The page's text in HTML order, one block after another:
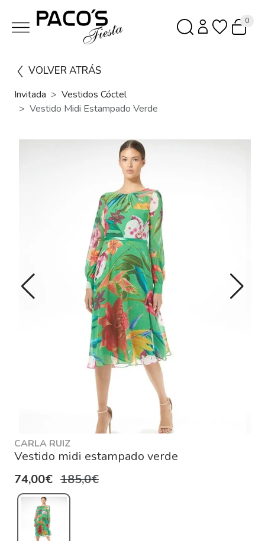
0
VOLVER ATRÁS
Invitada
Vestidos Cóctel
Vestido Midi Estampado Verde
CARLA RUIZ
Vestido midi estampado verde
74,00€ 185,0€